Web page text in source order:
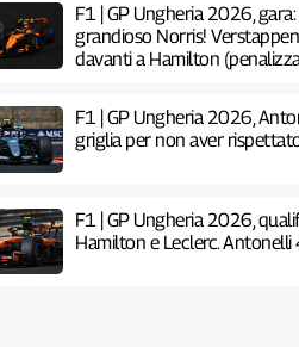
F1 | GP Ungheria 2026,
grandioso Norris!
davanti a Hamilton
F1 | GP Ungheria 2026,
griglia per non aver
F1 | GP Ungheria 2026,
Hamilton e Leclerc. Antonelli